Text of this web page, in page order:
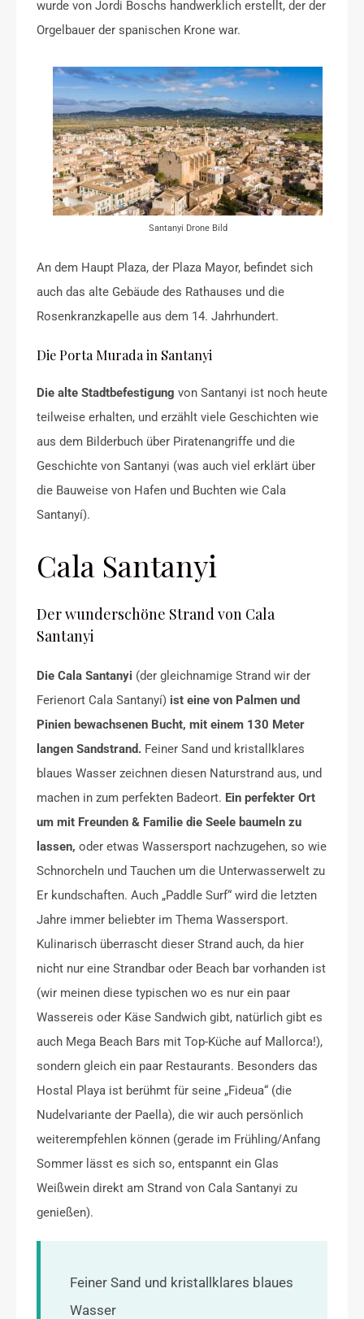
wurde von Jordi Boschs handwerklich erstellt, der der
Orgelbauer der spanischen Krone war.
Santanyi Drone Bild
An dem Haupt Plaza, der Plaza Mayor, befindet sich
auch das alte Gebäude des Rathauses und die
Rosenkranzkapelle aus dem 14. Jahrhundert.
Die Porta Murada in Santanyi
Die alte Stadtbefestigung von Santanyi ist noch heute
teilweise erhalten, und erzählt viele Geschichten wie
aus dem Bilderbuch über Piratenangriffe und die
Geschichte von Santanyi (was auch viel erklärt über
die Bauweise von Hafen und Buchten wie Cala
Santanyí).
Cala Santanyi
Der wunderschöne Strand von Cala
Santanyi
Die Cala Santanyi (der gleichnamige Strand wir der
Ferienort Cala Santanyí) ist eine von Palmen und
Pinien bewachsenen Bucht, mit einem 130 Meter
langen Sandstrand. Feiner Sand und kristallklares
blaues Wasser zeichnen diesen Naturstrand aus, und
machen in zum perfekten Badeort. Ein perfekter Ort
um mit Freunden & Familie die Seele baumeln zu
lassen, oder etwas Wassersport nachzugehen, so wie
Schnorcheln und Tauchen um die Unterwasserwelt zu
Er kundschaften. Auch „Paddle Surf“ wird die letzten
Jahre immer beliebter im Thema Wassersport.
Kulinarisch überrascht dieser Strand auch, da hier
nicht nur eine Strandbar oder Beach bar vorhanden ist
(wir meinen diese typischen wo es nur ein paar
Wassereis oder Käse Sandwich gibt, natürlich gibt es
auch Mega Beach Bars mit Top-Küche auf Mallorca!),
sondern gleich ein paar Restaurants. Besonders das
Hostal Playa ist berühmt für seine „Fideua“ (die
Nudelvariante der Paella), die wir auch persönlich
weiterempfehlen können (gerade im Frühling/Anfang
Sommer lässt es sich so, entspannt ein Glas
Weißwein direkt am Strand von Cala Santanyi zu
genießen).
Feiner Sand und kristallklares blaues
Wasser